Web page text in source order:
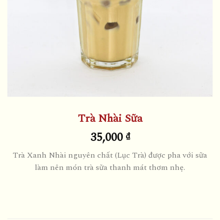
Trà Nhài Sữa
35,000₫
Trà Xanh Nhài nguyên chất (Lục Trà) được pha với sữa
làm nên món trà sữa thanh mát thơm nhẹ.